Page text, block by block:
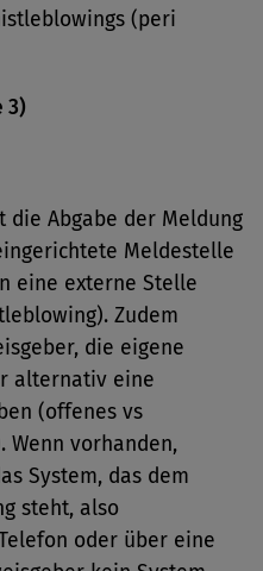
(peri
3)
Abgabe der Meldung
Meldestelle
eine externe Stelle
Zudem
die eigene
alternativ eine
(offenes vs
Wenn vorhanden,
System, das dem
steht, also
oder über eine